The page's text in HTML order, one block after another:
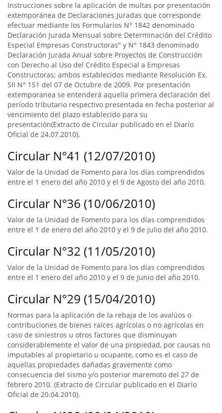
Instrucciones sobre la aplicación de multas por presentación
extemporánea de Declaraciones Juradas que corresponde
efectuar mediante los Formularios N° 1842 denominado
Declaración Jurada Mensual sobre Determinación del Crédito
Especial Empresas Constructoras" y N° 1843 denominado
Declaración Jurada Anual sobre Proyectos de Construcción
con Derecho al Uso del Crédito Especial a Empresas
Constructoras; ambos establecidos mediante Resolución Ex.
SII N° 151 del 07 de Octubre de 2009. Por presentación
extemporanea se entenderá aquella primera declaración del
período tributario respectivo presentada en fecha posterior al
vencimiento del plazo establecido para su
presentación(Extracto de Circular publicado en el Diario
Oficial de 24.07.2010).
Circular N°41 (12/07/2010)
Valor de la Unidad de Fomento para los días comprendidos
entre el 1 enero del año 2010 y el 9 de Agosto del año 2010.
Circular N°36 (10/06/2010)
Valor de la Unidad de Fomento para los días comprendidos
entre el 1 de enero del año 2010 y el 9 de julio del año 2010.
Circular N°32 (11/05/2010)
Valor de la Unidad de Fomento para los días comprendidos
entre el 1 enero del año 2010 y el 9 de Junio del año 2010.
Circular N°29 (15/04/2010)
Normas para la aplicación de la rebaja de los avalúos o
contribuciones de bienes raíces agrícolas o no agrícolas en
caso de siniestros u otros factores que disminuyan
considerablemente el valor de una propiedad, por causas no
imputables al propietario u ocupante, como es el caso de
aquellas propiedades dañadas gravemente como
consecuencia del sismo y/o posterior maremoto del 27 de
febrero 2010. (Extracto de Circular publicado en el Diario
Oficial de 20.04.2010).